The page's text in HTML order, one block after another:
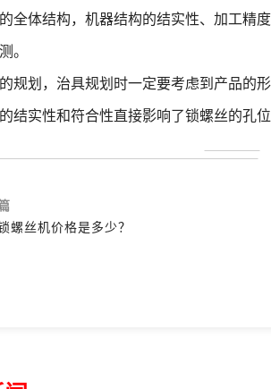
全体结构，机器结构的结实性、加工精
。
规划，治具规划时一定要考虑到产品的
结实性和符合性直接影响了锁螺丝的孔位
螺丝机价格是多少？